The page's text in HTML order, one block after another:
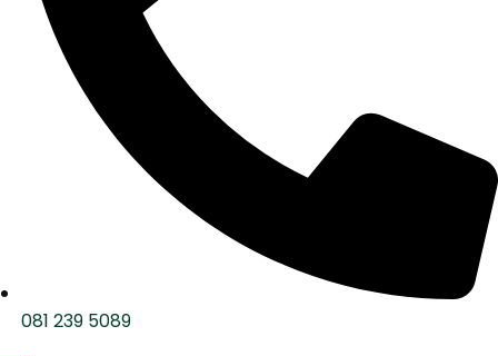
081 239 5089